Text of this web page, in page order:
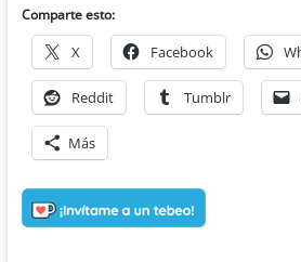
Comparte esto:
X Facebook
Reddit Tumblr
Más